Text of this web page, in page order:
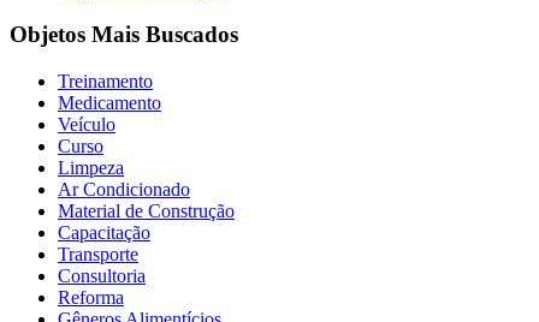
Objetos Mais Buscados
Treinamento
Medicamento
Veículo
Curso
Limpeza
Ar Condicionado
Material de Construção
Capacitação
Transporte
Consultoria
Reforma